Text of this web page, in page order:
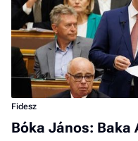
Fidesz
Bóka János: Baka